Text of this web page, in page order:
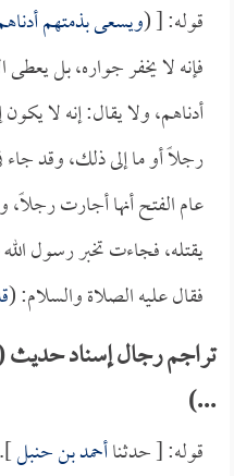
قوله: [ (ويسعى بذمتهم
فإنه لا يخفر جواره، بل
أدناهم، ولا يقال: إنه لا
رجلاً أو ما إلى ذلك، وقد
عام الفتح أنها أجارت
يقتله، فجاءت تخبر رسول
فقال عليه الصلاة والسلام: (
تراجم رجال إسناد حديث
...)
قوله: [ حدثناأحمد بن حنبل].